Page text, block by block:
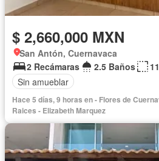
$ 2,660,000 MXN
San Antón, Cuernavaca
2 Recámaras
2.5 Baños
Sin amueblar
Hace 5 días, 9 horas en - Flores de
Raices - Elizabeth Marquez